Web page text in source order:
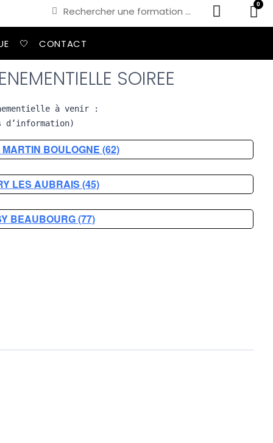
0
🤍 CONTACT
SOIREE
à venir :
d’information)
BOULOGNE (62)
LES AUBRAIS (45)
BEAUBOURG (77)